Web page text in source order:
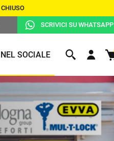
SCRIVICI SU WHATSAPP
DUPLICAZIONE
CHIAVI
TELECOMANDI
SOCIALE